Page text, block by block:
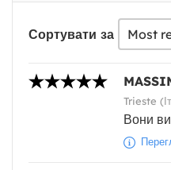
Сортувати за
Trieste
Вони